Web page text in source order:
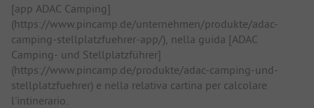
[app ADAC Camping]
(https://www.pincamp.de/unternehmen/produkte/adac-
camping-stellplatzfuehrer-app/), nella guida [ADAC
Camping- und Stellplatzführer]
(https://www.pincamp.de/produkte/adac-camping-und-
stellplatzfuehrer) e nella relativa cartina per calcolare
l'intinerario.